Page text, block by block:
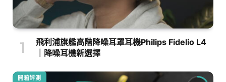
飛利浦旗艦高階降噪耳罩耳機Philips Fidelio L4
｜降噪耳機新選擇
開箱評測